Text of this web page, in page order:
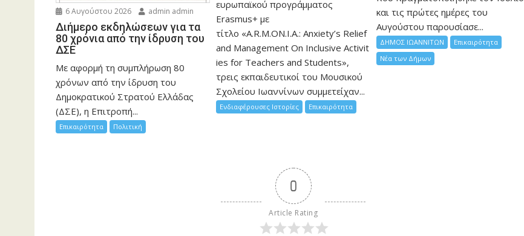
6 Αυγούστου 2026 admin admin
Διήμερο εκδηλώσεων για τα
80 χρόνια από την ίδρυση του
ΔΣΕ
Με αφορμή τη συμπλήρωση 80
χρόνων από την ίδρυση του
Δημοκρατικού Στρατού Ελλάδας
(ΔΣΕ), η Επιτροπή...
Επικαιρότητα Πολιτική
ευρωπαϊκού προγράμματος
Erasmus+ με
τίτλο «A.R.M.ON.I.A.: Anxiety’s Relief
and Management On Inclusive Activit
ies for Teachers and Students»,
τρεις εκπαιδευτικοί του Μουσικού
Σχολείου Ιωαννίνων συμμετείχαν...
Ενδιαφέρουσες Ιστορίες Επικαιρότητα
και τις πρώτες ημέρες του
Αυγούστου παρουσίασε...
ΔΗΜΟΣ ΙΩΑΝΝΙΤΩΝ
Επικαιρότητα
Νέα των Δήμων
0
Article Rating